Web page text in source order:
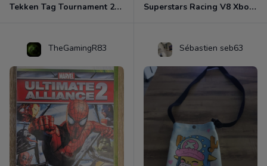
Tekken Tag Tournament 2 Xbox 360 Superstars Racing V8 Xbox 360
TheGamingR83 Sébastien seb63